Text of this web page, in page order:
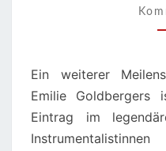
Ein weiterer
Emilie
Eintrag im